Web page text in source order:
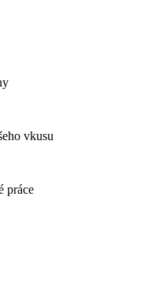
vkusu
práce